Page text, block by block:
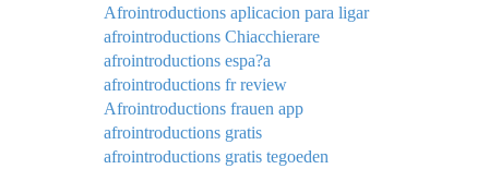
Afrointroductions aplicacion para ligar
afrointroductions Chiacchierare
afrointroductions espa?a
afrointroductions fr review
Afrointroductions frauen app
afrointroductions gratis
afrointroductions gratis tegoeden